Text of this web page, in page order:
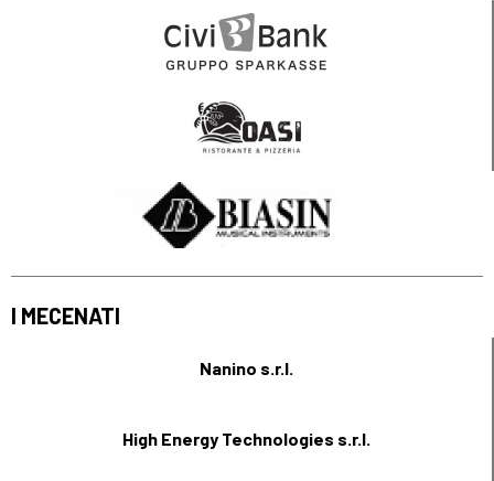
I MECENATI
Nanino s.r.l.
High Energy Technologies s.r.l.